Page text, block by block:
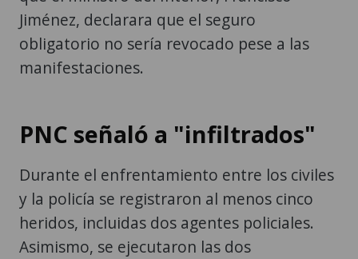
Jiménez, declarara que el seguro
obligatorio no sería revocado pese a las
manifestaciones.
PNC señaló a "infiltrados"
Durante el enfrentamiento entre los civiles
y la policía se registraron al menos cinco
heridos, incluidas dos agentes policiales.
Asimismo, se ejecutaron las dos